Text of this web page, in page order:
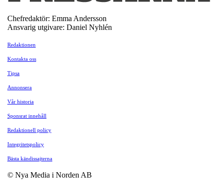
Chefredaktör: Emma Andersson
Ansvarig utgivare: Daniel Nyhlén
Redaktionen
Kontakta oss
Tipsa
Annonsera
Vår historia
Sponsrat innehåll
Redaktionell policy
Integritetspolicy
Bästa kändissajterna
© Nya Media i Norden AB